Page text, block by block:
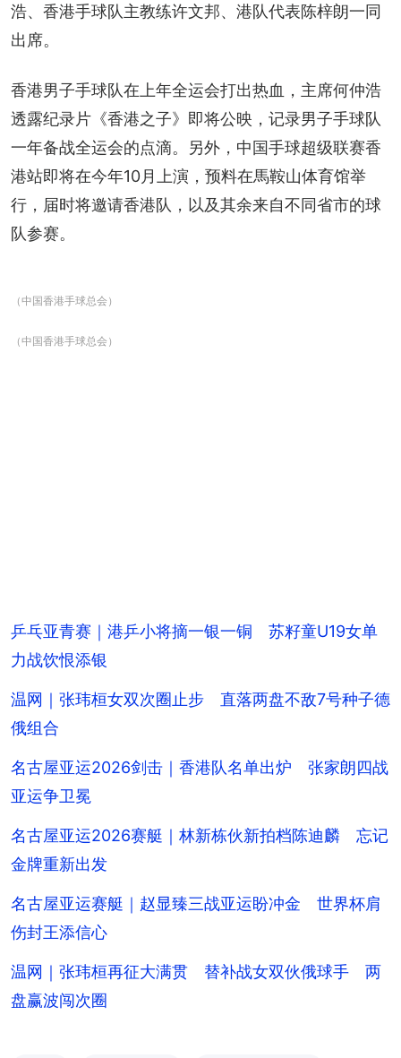
浩、香港手球队主教练许文邦、港队代表陈梓朗一同
出席。
香港男子手球队在上年全运会打出热血，主席何仲浩
透露纪录⽚《香港之⼦》即将公映，记录男子手球队
一年备战全运会的点滴。另外，中国手球超级联赛香
港站即将在今年10月上演，预料在⾺鞍⼭体育馆举
⾏，届时将邀请香港队，以及其余来自不同省市的球
队参赛。
（中国香港手球总会）
（中国香港手球总会）
乒乓亚青赛｜港乒小将摘一银一铜 苏籽童U19女单
力战饮恨添银
温网｜张玮桓女双次圈止步 直落两盘不敌7号种子德
俄组合
名古屋亚运2026剑击｜香港队名单出炉 张家朗四战
亚运争卫冕
名古屋亚运2026赛艇｜林新栋伙新拍档陈迪麟 忘记
金牌重新出发
名古屋亚运赛艇｜赵显臻三战亚运盼冲金 世界杯肩
伤封王添信心
温网｜张玮桓再征大满贯 替补战女双伙俄球手 两
盘赢波闯次圈